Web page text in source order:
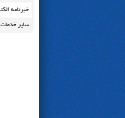
خبرنامه
سایر